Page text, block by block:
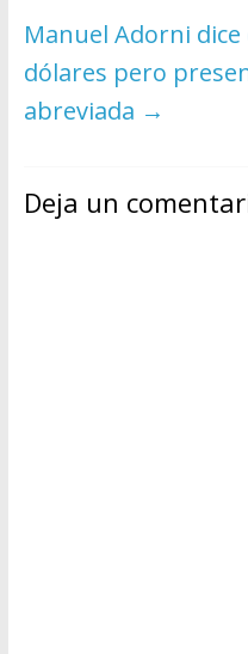
Manuel Adorni
dólares pero
abreviada →
Deja un